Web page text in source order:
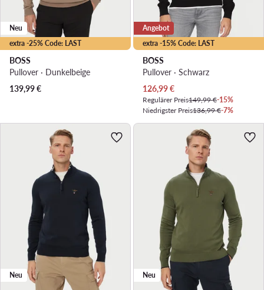
extra -25% Code: LAST
Neu
BOSS
Pullover · Dunkelbeige
139,99€
extra -15% Code: LAST
Angebot
BOSS
Pullover · Schwarz
Aktueller Preis
126,99€
Regulärer Preis149,99 €-15%
Niedrigster Preis136,99 €-7%
Neu Neu